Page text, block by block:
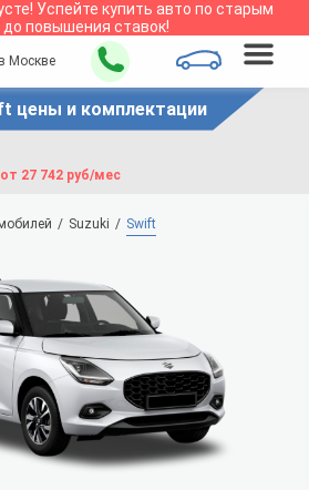
! Успейте купить авто по старым
повышения ставок!
Москве
цены и комплектации
от 27 742 руб/мес
Suzuki Swift